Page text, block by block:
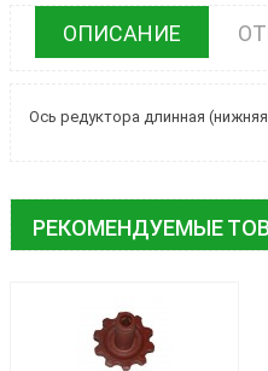
ОПИСАНИЕ
Ось редуктора длинная
РЕКОМЕНДУЕМЫЕ